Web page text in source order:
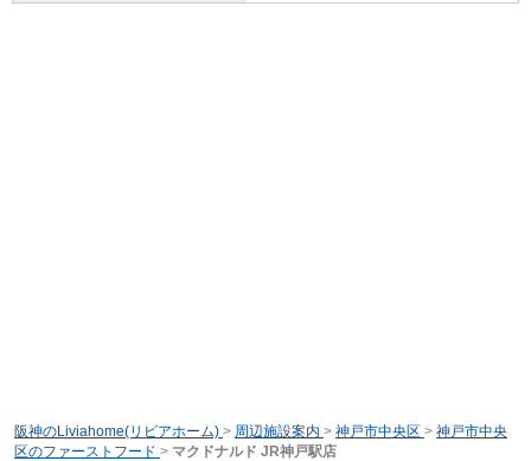
阪神のLiviahome(リビアホーム) > 周辺施設案内 > 神戸市中央区 > 神戸市中央
区のファーストフード > マクドナルド JR神戸駅店